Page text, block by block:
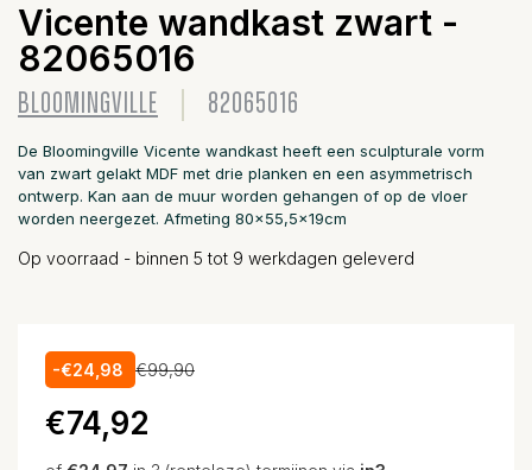
Vicente wandkast zwart -
82065016
BLOOMINGVILLE 82065016
De Bloomingville Vicente wandkast heeft een sculpturale vorm
van zwart gelakt MDF met drie planken en een asymmetrisch
ontwerp. Kan aan de muur worden gehangen of op de vloer
worden neergezet. Afmeting 80x55,5x19cm
Op voorraad - binnen 5 tot 9 werkdagen geleverd
-€24,98 €99,90
€74,92